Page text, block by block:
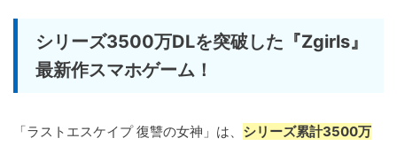
シリーズ3500万DLを突破した『Zgirls』
最新作スマホゲーム！
「ラストエスケイプ 復讐の女神」は、 シリーズ累計3500万